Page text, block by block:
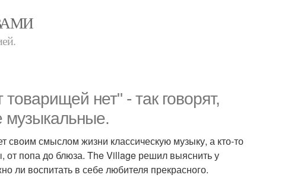
нет" - так говорят,
музыкальные.
своим смыслом жизни классическую музыку, а кто-то
попа до блюза. The Village решил выяснить у
ли воспитать в себе любителя прекрасного.